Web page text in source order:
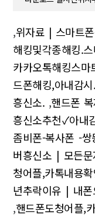
,위자료 | 스마트
해킹및각종해킹.
카카오톡해킹스
드폰해킹,아내감시.
흥신소. ,핸드폰
흥신소추천✓아내
좀비폰-복사폰 -
버흥신소 | 모든
청어플,카톡내용
년추락이유 | 내폰
,핸드폰도청어플,